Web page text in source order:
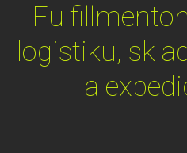
logistiku,
a